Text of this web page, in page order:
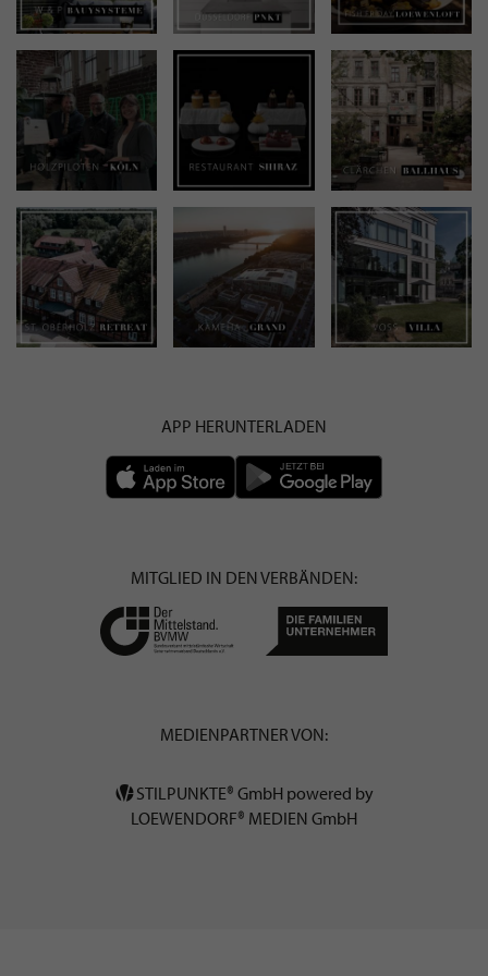
APP HERUNTERLADEN
MITGLIED IN DEN VERBÄNDEN:
MEDIENPARTNER VON:
STILPUNKTE® GmbH powered by
LOEWENDORF® MEDIEN GmbH